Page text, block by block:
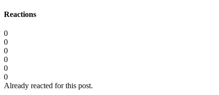
Reactions
0
0
0
0
0
0
Already reacted for this post.